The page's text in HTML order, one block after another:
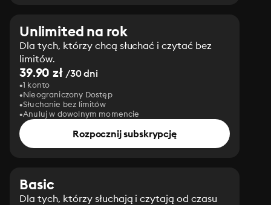
Unlimited na rok
Dla tych, którzy chcą słuchać i czytać bez
limitów.
39.90 zł/30 dni
1 konto
Nieograniczony Dostęp
Słuchanie bez limitów
Anuluj w dowolnym momencie
Rozpocznij subskrypcję
Basic
Dla tych, którzy słuchają i czytają od czasu